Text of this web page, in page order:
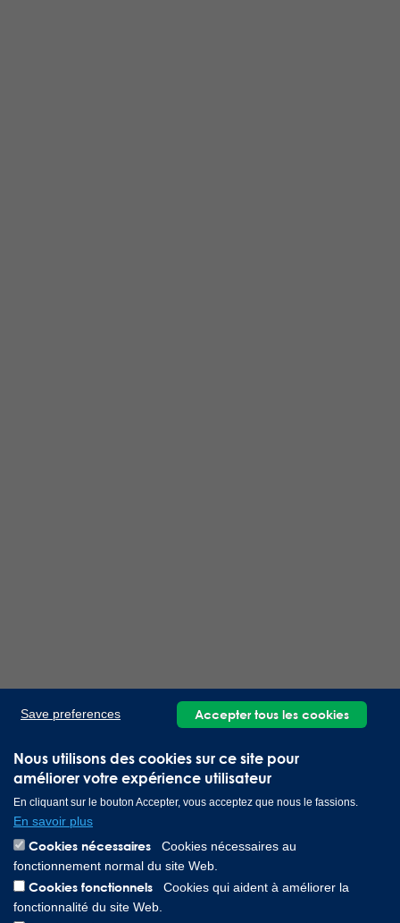
Nous utilisons des cookies sur ce site pour
améliorer votre expérience utilisateur
En cliquant sur le bouton Accepter, vous acceptez que nous le fassions.
En savoir plus
Cookies nécessaires
Cookies nécessaires au
fonctionnement normal du site Web.
Cookies fonctionnels
Cookies qui aident à améliorer la
fonctionnalité du site Web.
Save preferences Accepter tous les cookies